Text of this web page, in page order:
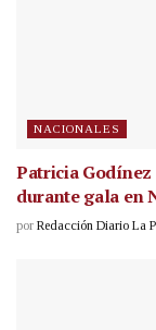
NACIONALES
Patricia
durante gala en
por Redacción Diario La